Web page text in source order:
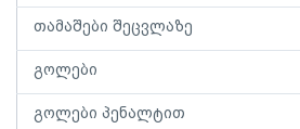
თამაშები შეცვლაზე
გოლები
გოლები პენალტით